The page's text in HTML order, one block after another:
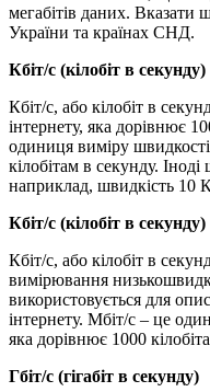
мегабітів даних. Вказати
України та країнах СНД.
Кбіт/с (кілобіт в секунду)
Кбіт/с, або кілобіт в
інтернету, яка дорівнює
одиниця виміру
кілобітам в секунду.
наприклад, швидкість 10
Кбіт/с (кілобіт в секунду)
Кбіт/с, або кілобіт в
вимірювання
використовується для
інтернету. Мбіт/с – це
яка дорівнює 1000
Гбіт/с (гігабіт в секунду)